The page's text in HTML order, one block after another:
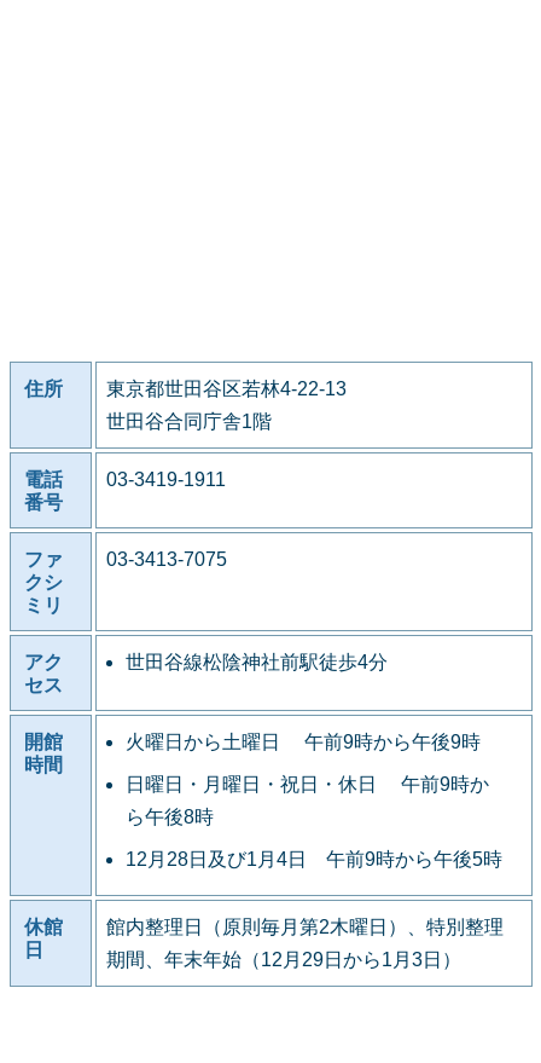
住所
東京都世田谷区若林4-22-13
世田谷合同庁舎1階
電話
番号
03-3419-1911
ファ
クシ
ミリ
03-3413-7075
アク
セス
世田谷線松陰神社前駅徒歩4分
開館
時間
火曜日から土曜日 午前9時から午後9時
日曜日・月曜日・祝日・休日 午前9時か
ら午後8時
12月28日及び1月4日 午前9時から午後5時
休館
日
館内整理日（原則毎月第2木曜日）、特別整理
期間、年末年始（12月29日から1月3日）